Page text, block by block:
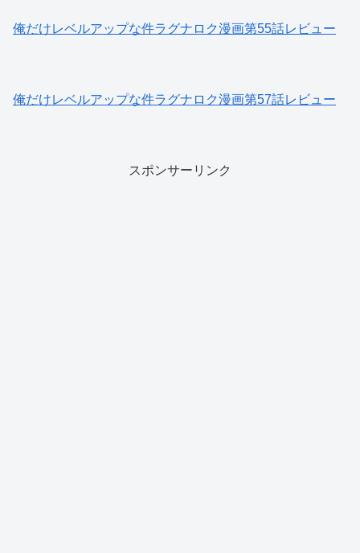
俺だけレベルアップな件ラグナロク漫画第55話レビュー
俺だけレベルアップな件ラグナロク漫画第57話レビュー
スポンサーリンク